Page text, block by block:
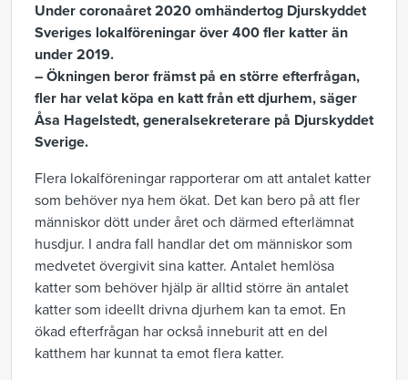
Under coronaåret 2020 omhändertog Djurskyddet
Sveriges lokalföreningar över 400 fler katter än
under 2019.
– Ökningen beror främst på en större efterfrågan,
fler har velat köpa en katt från ett djurhem, säger
Åsa Hagelstedt, generalsekreterare på Djurskyddet
Sverige.
Flera lokalföreningar rapporterar om att antalet katter
som behöver nya hem ökat. Det kan bero på att fler
människor dött under året och därmed efterlämnat
husdjur. I andra fall handlar det om människor som
medvetet övergivit sina katter. Antalet hemlösa
katter som behöver hjälp är alltid större än antalet
katter som ideellt drivna djurhem kan ta emot. En
ökad efterfrågan har också inneburit att en del
katthem har kunnat ta emot flera katter.